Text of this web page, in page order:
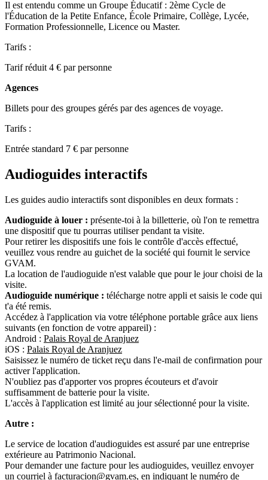
Il est entendu comme un Groupe Éducatif : 2ème Cycle de
l'Éducation de la Petite Enfance, École Primaire, Collège, Lycée,
Formation Professionnelle, Licence ou Master.
Tarifs :
Tarif réduit 4 € par personne
Agences
Billets pour des groupes gérés par des agences de voyage.
Tarifs :
Entrée standard 7 € par personne
Audioguides interactifs
Les guides audio interactifs sont disponibles en deux formats :
Audioguide à louer : présente-toi à la billetterie, où l'on te remettra
une dispositif que tu pourras utiliser pendant ta visite.
Pour retirer les dispositifs une fois le contrôle d'accès effectué,
veuillez vous rendre au guichet de la société qui fournit le service
GVAM.
La location de l'audioguide n'est valable que pour le jour choisi de la
visite.
Audioguide numérique : télécharge notre appli et saisis le code qui
t'a été remis.
Accédez à l'application via votre téléphone portable grâce aux liens
suivants (en fonction de votre appareil) :
Android : Palais Royal de Aranjuez
iOS : Palais Royal de Aranjuez
Saisissez le numéro de ticket reçu dans l'e-mail de confirmation pour
activer l'application.
N'oubliez pas d'apporter vos propres écouteurs et d'avoir
suffisamment de batterie pour la visite.
L'accès à l'application est limité au jour sélectionné pour la visite.
Autre :
Le service de location d'audioguides est assuré par une entreprise
extérieure au Patrimonio Nacional.
Pour demander une facture pour les audioguides, veuillez envoyer
un courriel à facturacion@gvam.es, en indiquant le numéro de